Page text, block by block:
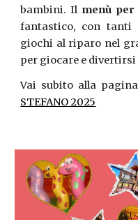
bambini. Il menù
fantastico, con
giochi al riparo nel
per giocare e
Vai subito alla
STEFANO 2025